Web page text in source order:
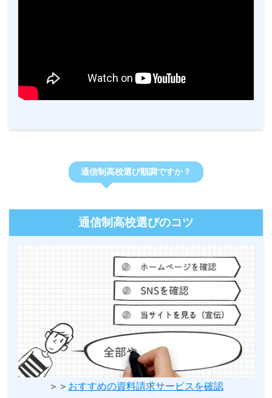
通信制高校選び順調ですか？
通信制高校選びのコツ
＞＞ おすすめの資料請求サービスを確認